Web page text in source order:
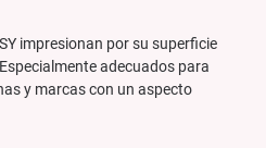
impresionan por su superficie
adecuados para
y marcas con un aspecto